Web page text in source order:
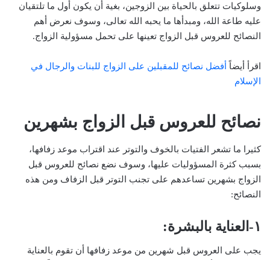
وسلوكيات تتعلق بالحياة بين الزوجين، بغية أن يكون أول ما تلتقيان
عليه طاعة الله، ومبدأها ما يحبه الله تعالى، وسوف نعرض أهم
النصائح للعروس قبل الزواج تعينها على تحمل مسؤولية الزواج.
اقرأ أيضاً أفضل نصائح للمقبلين على الزواج للبنات والرجال في
الإسلام
نصائح للعروس قبل الزواج بشهرين
كثيرا ما تشعر الفتيات بالخوف والتوتر عند اقتراب موعد زفافها،
بسبب كثرة المسؤوليات عليها، وسوف نضع نصائح للعروس قبل
الزواج بشهرين تساعدهم على تجنب التوتر قبل الزفاف ومن هذه
النصائح:
١-العناية بالبشرة:
يجب على العروس قبل شهرين من موعد زفافها أن تقوم بالعناية